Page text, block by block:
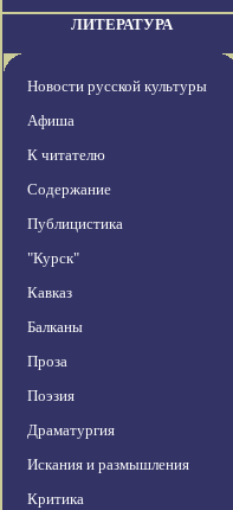
ЛИТЕРАТУРА
Новости русской культуры
Афиша
К читателю
Содержание
Публицистика
"Курск"
Кавказ
Балканы
Проза
Поэзия
Драматургия
Искания и размышления
Критика